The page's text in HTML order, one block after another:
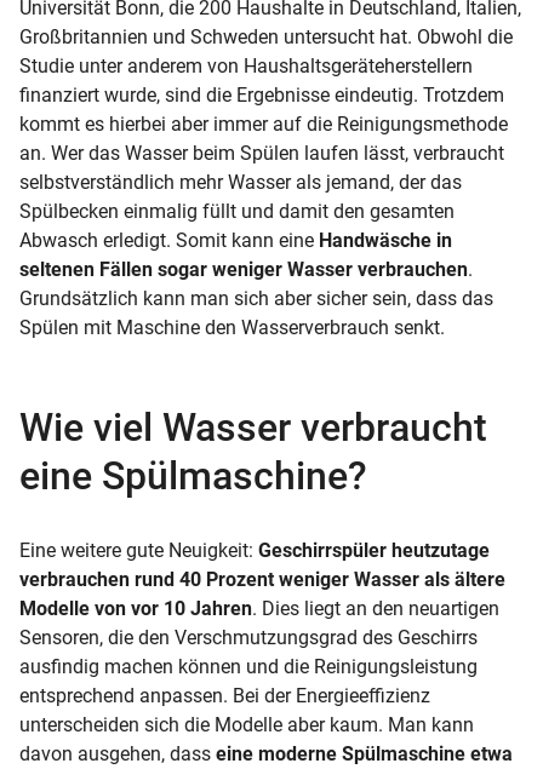
Universität Bonn, die 200 Haushalte in Deutschland, Italien,
Großbritannien und Schweden untersucht hat. Obwohl die
Studie unter anderem von Haushaltsgeräteherstellern
finanziert wurde, sind die Ergebnisse eindeutig. Trotzdem
kommt es hierbei aber immer auf die Reinigungsmethode
an. Wer das Wasser beim Spülen laufen lässt, verbraucht
selbstverständlich mehr Wasser als jemand, der das
Spülbecken einmalig füllt und damit den gesamten
Abwasch erledigt. Somit kann eine Handwäsche in
seltenen Fällen sogar weniger Wasser verbrauchen.
Grundsätzlich kann man sich aber sicher sein, dass das
Spülen mit Maschine den Wasserverbrauch senkt.
Wie viel Wasser verbraucht
eine Spülmaschine?
Eine weitere gute Neuigkeit: Geschirrspüler heutzutage
verbrauchen rund 40 Prozent weniger Wasser als ältere
Modelle von vor 10 Jahren. Dies liegt an den neuartigen
Sensoren, die den Verschmutzungsgrad des Geschirrs
ausfindig machen können und die Reinigungsleistung
entsprechend anpassen. Bei der Energieeffizienz
unterscheiden sich die Modelle aber kaum. Man kann
davon ausgehen, dass eine moderne Spülmaschine etwa